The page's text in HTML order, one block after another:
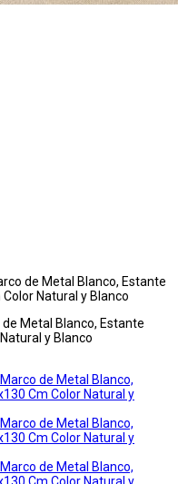
de Metal Blanco, Estante
Natural y Blanco